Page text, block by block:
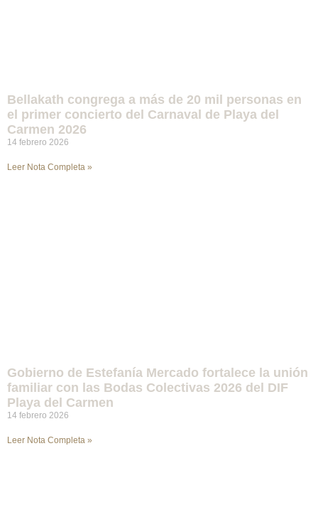
Bellakath congrega a más de 20 mil personas en
el primer concierto del Carnaval de Playa del
Carmen 2026
14 febrero 2026
Leer Nota Completa »
Gobierno de Estefanía Mercado fortalece la unión
familiar con las Bodas Colectivas 2026 del DIF
Playa del Carmen
14 febrero 2026
Leer Nota Completa »